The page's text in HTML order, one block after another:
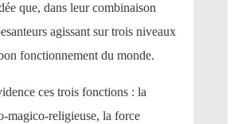
que, dans leur combinaison
agissant sur trois niveaux
fonctionnement du monde.
ces trois fonctions : la
magico-religieuse, la force